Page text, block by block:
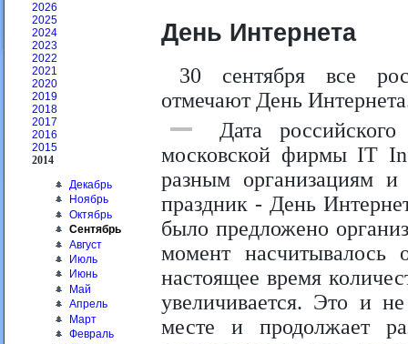
2026
2025
2024
2023
2022
2021
2020
2019
2018
2017
2016
2015
2014
Декабрь
Ноябрь
Октябрь
Сентябрь
Август
Июль
Июнь
Май
Апрель
Март
Февраль
День Интернета
30 сентября все
отмечают День
Дата
московской фирмы IT
разным организациям
праздник - День
было предложено
момент насчитывалось
настоящее время
увеличивается. Это и
месте и продолжает